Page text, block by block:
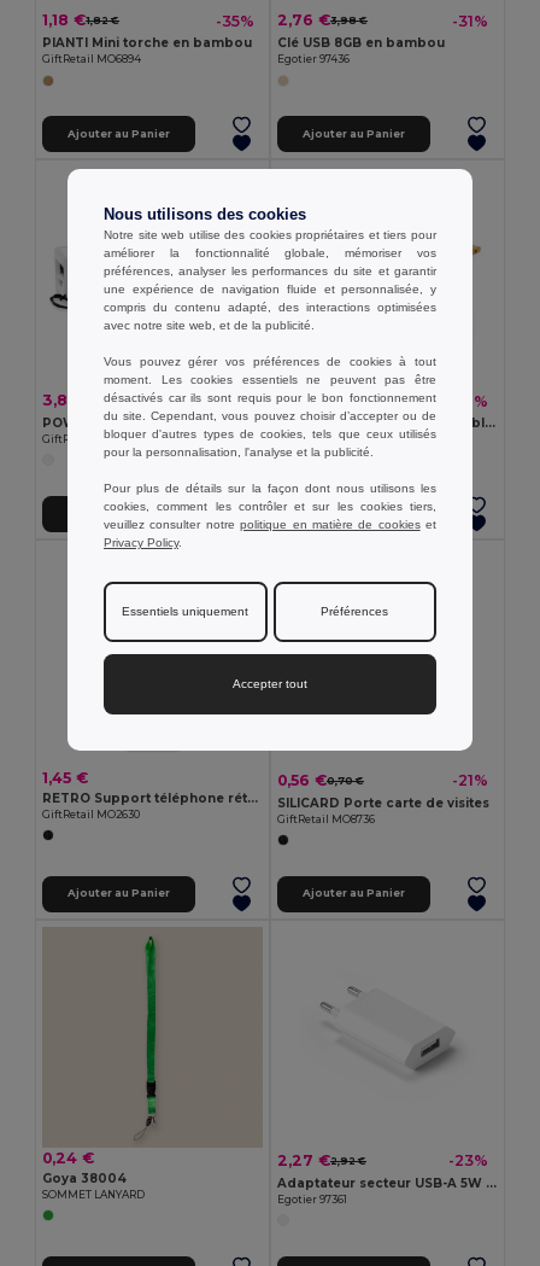
1,18 €1,82 € -35%
PIANTI Mini torche en bambou
GiftRetail MO6894
Ajouter au Panier
2,76 €3,98 € -31%
Clé USB 8GB en bambou
Egotier 97436
Ajouter au Panier
3,88 € 6,87 € -43%
POWER MATE Slim PowerBank 2200 mAh -22
GiftRetail MO5001
Ajouter au Panier
1,50 € 1,79 € -16%
Support de téléphone portable en bambou
Egotier 93640
Ajouter au Panier
1,45 €
RETRO Support téléphone rétractable
GiftRetail MO2630
Ajouter au Panier
0,56 €0,70 € -21%
SILICARD Porte carte de visites
GiftRetail MO8736
Ajouter au Panier
0,24 €
Goya 38004
SOMMET LANYARD
2,27 €2,92 € -23%
Adaptateur secteur USB-A 5W en ABS recyclé (100 % rABS)
Egotier 97361
Nous utilisons des cookies
Notre site web utilise des cookies propriétaires et tiers pour
améliorer la fonctionnalité globale, mémoriser vos
préférences, analyser les performances du site et garantir
une expérience de navigation fluide et personnalisée, y
compris du contenu adapté, des interactions optimisées
avec notre site web, et de la publicité.
Vous pouvez gérer vos préférences de cookies à tout
moment. Les cookies essentiels ne peuvent pas être
désactivés car ils sont requis pour le bon fonctionnement
du site. Cependant, vous pouvez choisir d’accepter ou de
bloquer d'autres types de cookies, tels que ceux utilisés
pour la personnalisation, l'analyse et la publicité.
Pour plus de détails sur la façon dont nous utilisons les
cookies, comment les contrôler et sur les cookies tiers,
veuillez consulter notrepolitique en matière de cookieset
Privacy Policy.
Essentiels uniquement Préférences
Accepter tout